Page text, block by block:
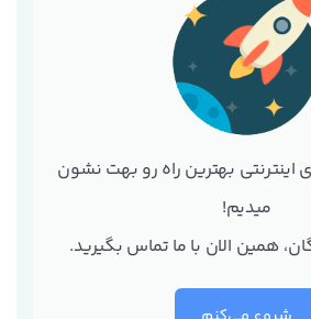
بهترین راه رو بهت نشون
میدیم!
همین الان با ما تماس بگیرید.